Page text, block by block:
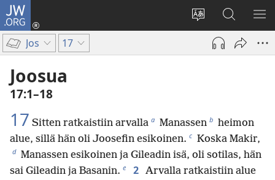
JW.ORG
Vaihda
sivuston
kieli
Kirjaudu
(avaa
ikkunan)
Hae
JW.ORG-
sivustolta
Jos 17
Joosua
17:1–18
17 Sitten ratkaistiin arvalla a Manassen b heimon
alue, sillä hän oli Joosefin esikoinen. c Koska Makir,
d Manassen esikoinen ja Gileadin isä, oli sotilas, hän
sai Gileadin ja Basanin. e 2 Arvalla ratkaistiin alue